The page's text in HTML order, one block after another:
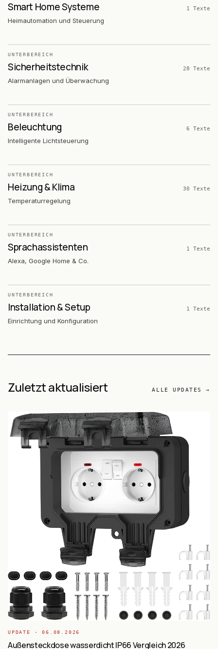
Smart Home Systeme 1 Texte
Heimautomation und Steuerung
UNTERBEREICH
Sicherheitstechnik 28 Texte
Alarmanlagen und Überwachung
UNTERBEREICH
Beleuchtung 6 Texte
Intelligente Lichtsteuerung
UNTERBEREICH
Heizung & Klima 30 Texte
Temperaturregelung
UNTERBEREICH
Sprachassistenten 1 Texte
Alexa, Google Home & Co.
UNTERBEREICH
Installation & Setup 1 Texte
Einrichtung und Konfiguration
Zuletzt aktualisiert ALLE UPDATES →
UPDATE ·06.08.2026
Außensteckdose wasserdicht IP66 Vergleich 2026